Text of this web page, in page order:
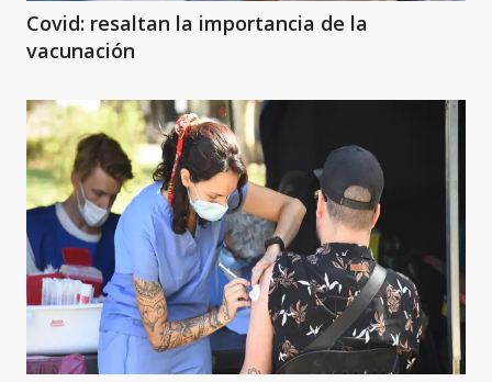
Covid: resaltan la importancia de la
vacunación